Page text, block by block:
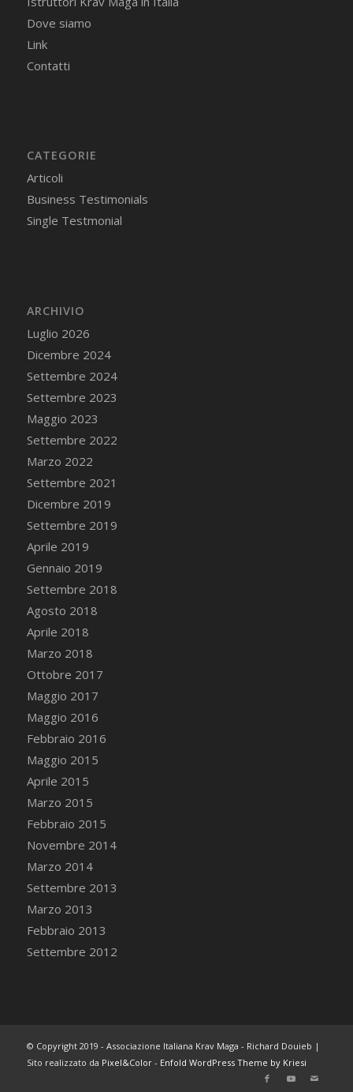
Dove siamo
Link
Contatti
CATEGORIE
Articoli
Business Testimonials
Single Testmonial
ARCHIVIO
Luglio 2026
Dicembre 2024
Settembre 2024
Settembre 2023
Maggio 2023
Settembre 2022
Marzo 2022
Settembre 2021
Dicembre 2019
Settembre 2019
Aprile 2019
Gennaio 2019
Settembre 2018
Agosto 2018
Aprile 2018
Marzo 2018
Ottobre 2017
Maggio 2017
Maggio 2016
Febbraio 2016
Maggio 2015
Aprile 2015
Marzo 2015
Febbraio 2015
Novembre 2014
Marzo 2014
Settembre 2013
Marzo 2013
Febbraio 2013
Settembre 2012
© Copyright 2019 - Associazione Italiana Krav Maga - Richard Douieb |
Sito realizzato da Pixel&Color- Enfold WordPress Theme by Kriesi